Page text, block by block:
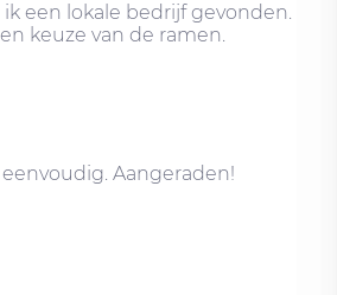
ik een lokale bedrijf gevonden.
keuze van de ramen.
Aangeraden!